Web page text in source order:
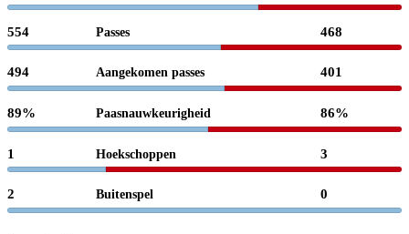
554 Passes 468
494 Aangekomen passes 401
89% Paasnauwkeurigheid 86%
1 Hoekschoppen 3
2 Buitenspel 0